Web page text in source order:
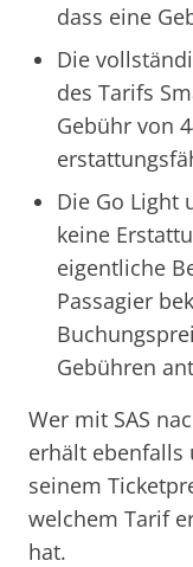
dass eine
Die
des Tarifs
Gebühr von
Die Go Light
keine
eigentliche
Passagier
Gebühren
Wer mit SAS
erhält ebenfalls
seinem
welchem Tarif
hat.